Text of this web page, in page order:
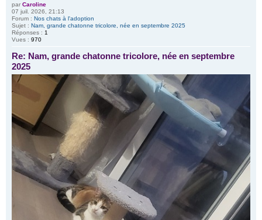
par Caroline
07 juil. 2026, 21:13
Forum : Nos chats à l'adoption
Sujet : Nam, grande chatonne tricolore, née en septembre 2025
Réponses : 1
Vues : 970
Re: Nam, grande chatonne tricolore, née en septembre
2025